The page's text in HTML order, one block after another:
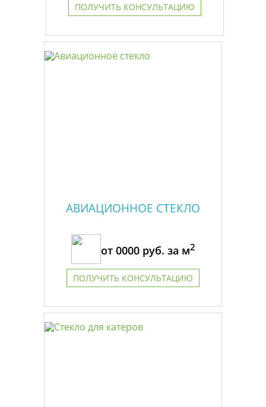
ПОЛУЧИТЬ КОНСУЛЬТАЦИЮ
АВИАЦИОННОЕ СТЕКЛО
от 0000руб. за м2
ПОЛУЧИТЬ КОНСУЛЬТАЦИЮ